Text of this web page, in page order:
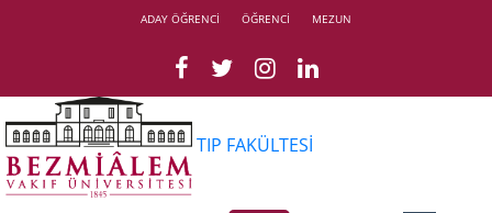
ADAY ÖĞRENCİ ÖĞRENCİ MEZUN
TIP FAKÜLTESİ